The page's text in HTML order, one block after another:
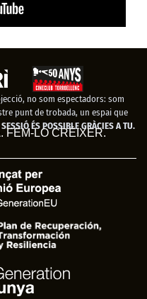
no som espectadors: som
punt de trobada, un espai que
ÉS POSSIBLE GRÀCIES A TU.
FEM-LO CRÉIXER.